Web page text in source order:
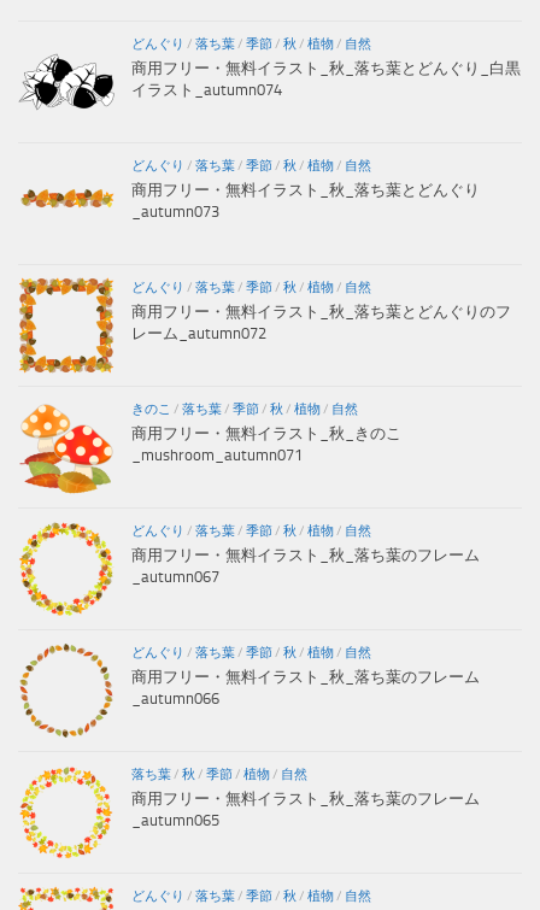
どんぐり / 落ち葉/ 季節/ 秋 / 植物/ 自然
商用フリー・無料イラスト_秋_落ち葉とどんぐり_白黒
イラスト_autumn074
どんぐり / 落ち葉/ 季節/ 秋 / 植物/ 自然
商用フリー・無料イラスト_秋_落ち葉とどんぐり
_autumn073
どんぐり / 落ち葉/ 季節/ 秋 / 植物/ 自然
商用フリー・無料イラスト_秋_落ち葉とどんぐりのフ
レーム_autumn072
きのこ / 落ち葉/ 季節/ 秋 / 植物/ 自然
商用フリー・無料イラスト_秋_きのこ
_mushroom_autumn071
どんぐり / 落ち葉/ 季節/ 秋 / 植物/ 自然
商用フリー・無料イラスト_秋_落ち葉のフレーム
_autumn067
どんぐり / 落ち葉/ 季節/ 秋 / 植物/ 自然
商用フリー・無料イラスト_秋_落ち葉のフレーム
_autumn066
落ち葉/ 秋 / 季節/ 植物/ 自然
商用フリー・無料イラスト_秋_落ち葉のフレーム
_autumn065
どんぐり / 落ち葉/ 季節/ 秋 / 植物/ 自然